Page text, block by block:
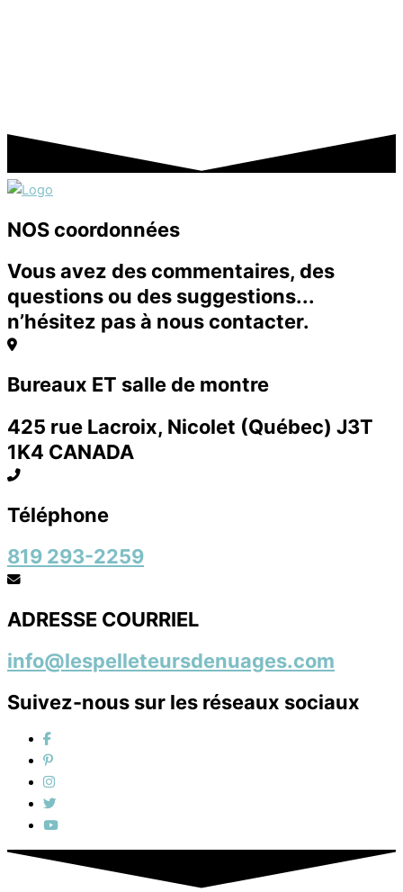
NOS coordonnées
Vous avez des commentaires, des
questions ou des suggestions...
n’hésitez pas à nous contacter.
Bureaux ET salle de montre
425 rue Lacroix, Nicolet (Québec) J3T
1K4 CANADA
Téléphone
819 293-2259
ADRESSE COURRIEL
info@lespelleteursdenuages.com
Suivez-nous sur les réseaux sociaux